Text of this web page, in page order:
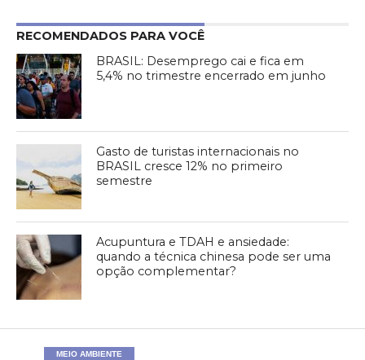
RECOMENDADOS PARA VOCÊ
BRASIL: Desemprego cai e fica em
5,4% no trimestre encerrado em junho
Gasto de turistas internacionais no
BRASIL cresce 12% no primeiro
semestre
Acupuntura e TDAH e ansiedade:
quando a técnica chinesa pode ser uma
opção complementar?
MEIO AMBIENTE